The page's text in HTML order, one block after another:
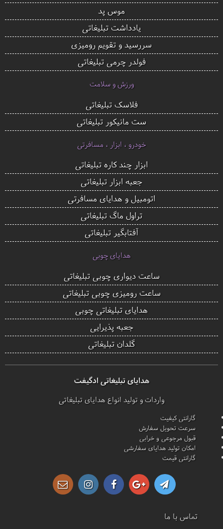
موس پد
یادداشت تبلیغاتی
سررسید و تقویم رومیزی
فولدر چرمی تبلیغاتی
ورزش و سلامت
فلاسک تبلیغاتی
ست مانیکور تبلیغاتی
خودرو ، ابزار ، مسافرتی
ابزار چند کاره تبلیغاتی
جعبه ابزار تبلیغاتی
اتومبیل و هدایای مسافرتی
تراول ماگ تبلیغاتی
آفتابگیر تبلیغاتی
هدایای چوبی
ساعت دیواری چوبی تبلیغاتی
ساعت رومیزی چوبی تبلیغاتی
هدایای تبلیغاتی چوبی
جعبه پذیرایی
گلدان تبلیغاتی
هدایای تبلیغاتی ادگیفت
واردات و تولید انواع هدایای تبلیغاتی
گارانتی کیفیت
سرعت تحویل سفارش
قبول مرجوعی و خرابی
امکان تولید هدایای سفارشی
گارانتی قیمت
تماس با ما